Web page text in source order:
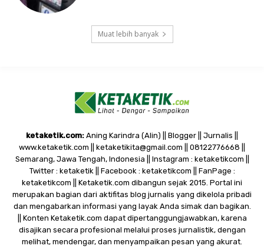
Muat lebih banyak
ketaketik.com: Aning Karindra (Alin) || Blogger || Jurnalis ||
www.ketaketik.com || ketaketikita@gmail.com || 08122776668 ||
Semarang, Jawa Tengah, Indonesia || Instagram : ketaketikcom ||
Twitter : ketaketik || Facebook : ketaketikcom || FanPage :
ketaketikcom || Ketaketik.com dibangun sejak 2015. Portal ini
merupakan bagian dari aktifitas blog jurnalis yang dikelola pribadi
dan mengabarkan informasi yang layak Anda simak dan bagikan.
|| Konten Ketaketik.com dapat dipertanggungjawabkan, karena
disajikan secara profesional melalui proses jurnalistik, dengan
melihat, mendengar, dan menyampaikan pesan yang akurat.